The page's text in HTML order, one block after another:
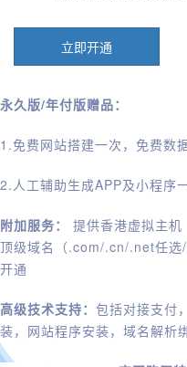
立即开通
永久版/年付版赠品：
1.免费网站搭建一次，免费数
2.人工辅助生成APP及小程序
附加服务：
提供香港虚拟主机
顶级域名（.com/.cn/.net任选
开通
高级技术支持： 包括对接支付
装，网站程序安装，域名解析